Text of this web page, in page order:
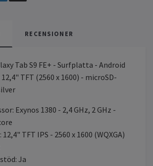
RECENSIONER
Tab S9 FE+ - Surfplatta - Android
12,4" TFT (2560 x 1600) - microSD-
Exynos 1380 - 2,4 GHz, 2 GHz -
12,4" TFT IPS - 2560 x 1600 (WQXGA)
Ja